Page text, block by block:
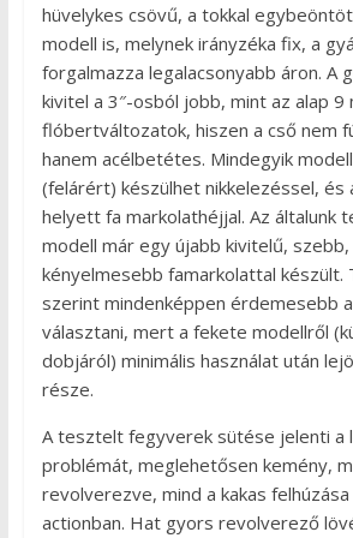
hüvelykes csövű, a tokkal
modell is, melynek irányzéka fix, a
forgalmazza legalacsonyabb áron. A
kivitel a 3″-osból jobb, mint az alap 9
flóbertváltozatok, hiszen a cső nem
hanem acélbetétes. Mindegyik
(felárért) készülhet nikkelezéssel, és
helyett fa markolathéjjal. Az általunk
modell már egy újabb kivitelű, szebb,
kényelmesebb famarkolattal készült.
szerint mindenképpen érdemesebb
választani, mert a fekete modellről
dobjáról) minimális használat után
része.
A tesztelt fegyverek sütése jelenti a
problémát, meglehetősen kemény,
revolverezve, mind a kakas
actionban. Hat gyors revolverező